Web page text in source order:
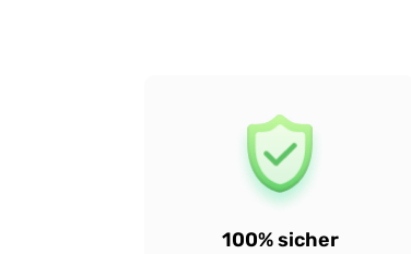
100% sicher